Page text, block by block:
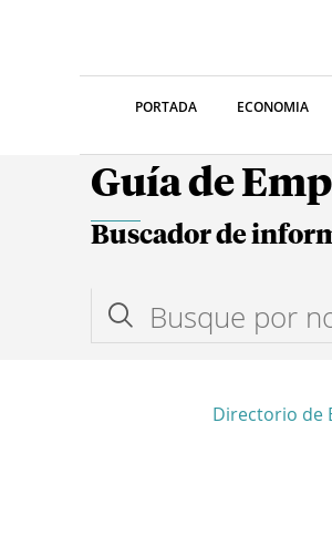
PORTADA ECONOMIA
Guía de
Buscador de
Directorio de